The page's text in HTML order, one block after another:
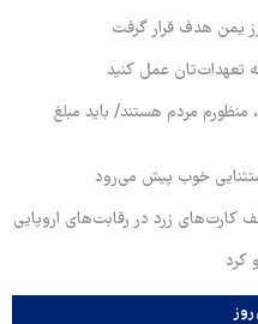
یمن هدف قرار گرفت
تعهدات‌تان عمل کنید
مردم هستند/ باید مبلغ
خوب پیش می‌رود
کارت‌های زرد در رقابت‌های اروپایی
کرد